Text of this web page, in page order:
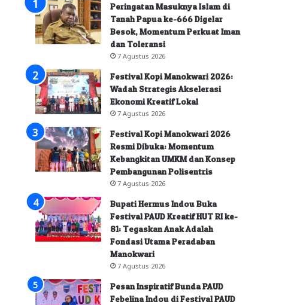
Peringatan Masuknya Islam di
Tanah Papua ke-666 Digelar
Besok, Momentum Perkuat Iman
dan Toleransi
7 Agustus 2026
Festival Kopi Manokwari 2026:
Wadah Strategis Akselerasi
Ekonomi Kreatif Lokal
7 Agustus 2026
Festival Kopi Manokwari 2026
Resmi Dibuka: Momentum
Kebangkitan UMKM dan Konsep
Pembangunan Polisentris
7 Agustus 2026
Bupati Hermus Indou Buka
Festival PAUD Kreatif HUT RI ke-
81: Tegaskan Anak Adalah
Fondasi Utama Peradaban
Manokwari
7 Agustus 2026
Pesan Inspiratif Bunda PAUD
Febelina Indou di Festival PAUD